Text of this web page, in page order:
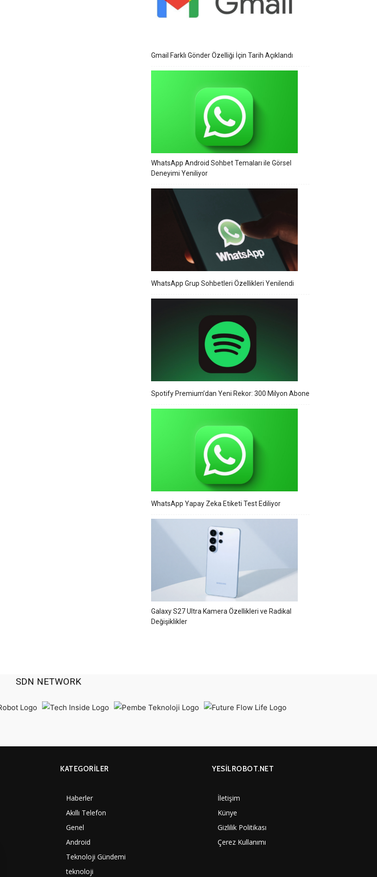
Gmail Farklı Gönder Özelliği İçin Tarih Açıklandı
WhatsApp Android Sohbet Temaları ile Görsel
Deneyimi Yeniliyor
WhatsApp Grup Sohbetleri Özellikleri Yenilendi
Spotify Premium’dan Yeni Rekor: 300 Milyon Abone
WhatsApp Yapay Zeka Etiketi Test Ediliyor
Galaxy S27 Ultra Kamera Özellikleri ve Radikal
Değişiklikler
SDN NETWORK
KATEGORILER
Haberler
Akıllı Telefon
Genel
Android
Teknoloji Gündemi
teknoloji
YESİLROBOT.NET
İletişim
Künye
Gizlilik Politikası
Çerez Kullanımı